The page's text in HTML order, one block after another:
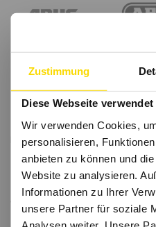
Zustimmung
Diese Webseite
Wir verwenden Cookies,
personalisieren,
anbieten zu können und
Website zu analysieren.
Informationen zu Ihrer
unsere Partner für soziale